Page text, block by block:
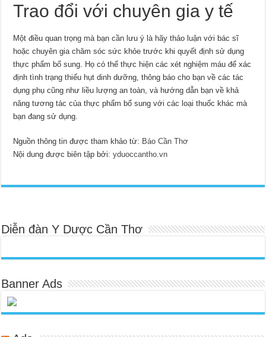
Trao đổi với chuyên gia y tế
Một điều quan trọng mà bạn cần lưu ý là hãy thảo luận với bác sĩ
hoặc chuyên gia chăm sóc sức khỏe trước khi quyết định sử dụng
thực phẩm bổ sung. Họ có thể thực hiện các xét nghiệm máu để xác
định tình trạng thiếu hụt dinh dưỡng, thông báo cho bạn về các tác
dụng phụ cũng như liều lượng an toàn, và hướng dẫn bạn về khả
năng tương tác của thực phẩm bổ sung với các loại thuốc khác mà
bạn đang sử dụng.
Nguồn thông tin được tham khảo từ: Báo Cần Thơ
Nội dung được biên tập bởi:yduoccantho.vn
Diễn đàn Y Dược Cần Thơ
Banner Ads